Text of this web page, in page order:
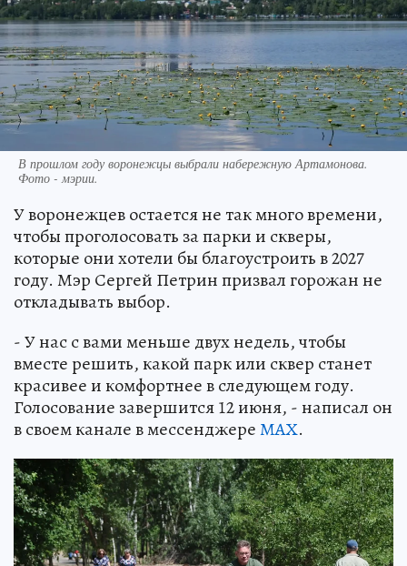
В прошлом году воронежцы выбрали набережную Артамонова.
Фото - мэрии.
У воронежцев остается не так много времени,
чтобы проголосовать за парки и скверы,
которые они хотели бы благоустроить в 2027
году. Мэр Сергей Петрин призвал горожан не
откладывать выбор.
- У нас с вами меньше двух недель, чтобы
вместе решить, какой парк или сквер станет
красивее и комфортнее в следующем году.
Голосование завершится 12 июня, - написал он
в своем канале в мессенджереМАХ.